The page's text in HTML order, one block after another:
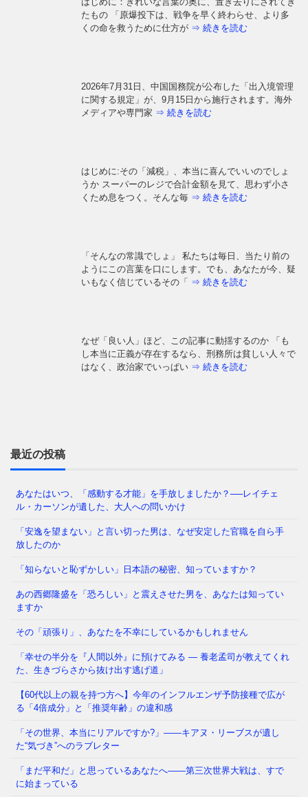
たもの 「原爆投下は、戦争を早く終わらせ、より多
くの命を救うために仕方が ⇒ 続きを読む
2026年7月31日、中国国務院が公布した「出入境管理
に関する規定」が、9月15日から施行されます。海外
メディアや専門家 ⇒ 続きを読む
はじめに:その「減税」、本当に喜んでいいのでしょ
うか スーパーのレジで合計金額を見て、思わず小さ
くため息をつく。そんな毎 ⇒ 続きを読む
「そんなの常識でしょ」 私たちは毎日、当たり前の
ようにこの言葉を口にします。でも、あなたが今、疑
いもなく信じているその「 ⇒ 続きを読む
なぜ「良い人」ほど、この記事に動揺するのか 「も
し本当に正義が存在するなら、刑務所は貧しい人々で
はなく、政治家でいっぱい ⇒ 続きを読む
「わたしたちの多くは大人になるまえに澄みきった洞
ぶらせ、あるときはまった⇒ 続きを読む
なぜ日本人は「牙」を抜かれたのか——GHQが仕掛け
蔵庫の中で、腐った野菜が隣の新鮮な野菜まで傷ませ
てしまう——そんな経験、
最近の投稿
あなたはいつ、「感動する才能」を手放しましたか？──レイチェ
ル・カーソンが遺した、大人への問いかけ
「安逸を望まない」と言い切った男は、なぜ安定した官職を自ら手
放したのか
「知らないと恥ずかしい」日本語の秘密、知っていますか？
あの西郷隆盛を「恐ろしい」と震えさせた男を、あなたは知ってい
ますか
その「頑張り」、あなたを不幸にしているかもしれません
「幸せの半分を『人間以外』に預けてみる ― 養老孟司が教えてくれ
た、生きづらさから抜け出す逃げ道」
【60代以上の親を持つ方へ】今年のインフルエンザ予防接種で広が
る「4倍成分」と「推奨年齢」の違和感
「その世界、本当にリアルですか?」——キアヌ・リーブスが遺し
た“気づき”へのラブレター
「まだ平和だ」と思っているあなたへ——第三次世界大戦は、すで
に始まっている